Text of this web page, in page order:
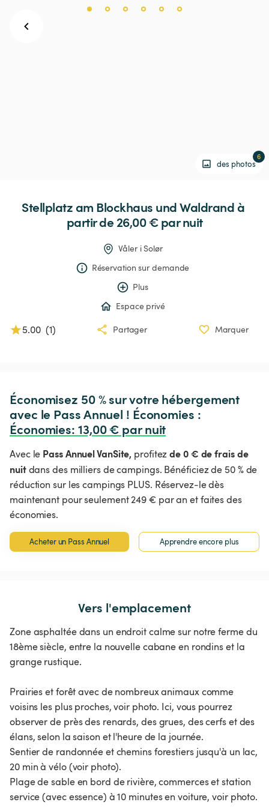
des photos
6
Stellplatzam Blockhaus undWaldrand à
partir de 26,00 € par nuit
Våler i Solør
Réservation sur demande
Plus
Espace privé
5.00 (1) Partager Marquer
Économisez 50 % sur votre hébergement
avec le Pass Annuel ! Économies :
Économies: 13,00 € par nuit
Avec le Pass Annuel VanSite, profitezde 0 € de frais de
nuitdans des milliers de campings. Bénéficiez de 50 % de
réduction sur les campings PLUS. Réservez-le dès
maintenant pour seulement 249 € par an et faites des
économies.
Acheter un Pass Annuel Apprendre encore plus
Vers l'emplacement
Zone asphaltée dans un endroit calme sur notre ferme du
18ème siècle, entre la nouvelle cabane en rondins et la
grange rustique.
Prairies et forêt avec de nombreux animaux comme
voisins les plus proches, voir photo. Ici, vous pourrez
observer de près des renards, des grues, des cerfs et des
élans, selon la saison et l'heure de la journée.
Sentier de randonnée et chemins forestiers jusqu'à un lac,
20 min à vélo (voir photo).
Plage de sable en bord de rivière, commerces et station
service (avec essence) à 10 minutes en voiture, voir photo.